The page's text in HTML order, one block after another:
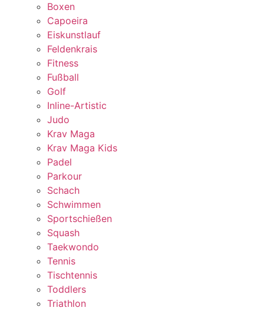
Boxen
Capoeira
Eiskunstlauf
Feldenkrais
Fitness
Fußball
Golf
Inline-Artistic
Judo
Krav Maga
Krav Maga Kids
Padel
Parkour
Schach
Schwimmen
Sportschießen
Squash
Taekwondo
Tennis
Tischtennis
Toddlers
Triathlon